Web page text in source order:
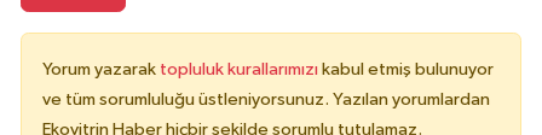
Yorum yazarak topluluk kurallarımızı kabul etmiş bulunuyor
ve tüm sorumluluğu üstleniyorsunuz. Yazılan yorumlardan
Ekovitrin Haber hiçbir şekilde sorumlu tutulamaz.